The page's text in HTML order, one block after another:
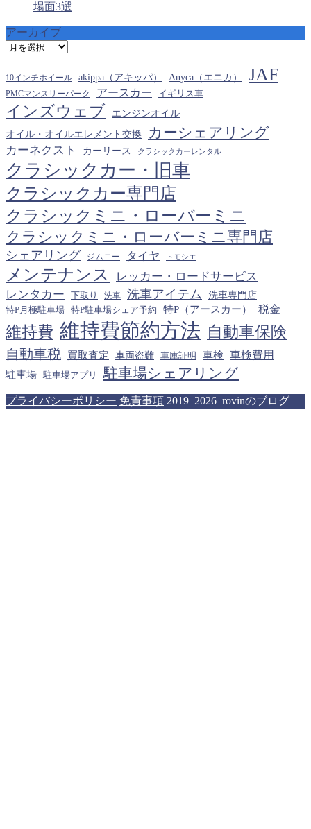
場面3選
アーカイブ
ア
カ
イ
ブ
10インチホイール akippa（アキッパ） Anyca（エニカ） JAF
PMCマンスリーパーク アースカー イギリス車
インズウェブ エンジンオイル
オイル・オイルエレメント交換 カーシェアリング
カーネクスト カーリース クラシックカーレンタル
クラシックカー・旧車
クラシックカー専門店
クラシックミニ・ローバーミニ
クラシックミニ・ローバーミニ専門店
シェアリング ジムニー タイヤ トモシエ
メンテナンス
レッカー・ロードサービス
レンタカー
下取り 洗車 洗車アイテム
洗車専門店
特P月極駐車場
特P駐車場シェア予約 特P（アースカー） 税金
維持費 維持費節約方法 自動車保険
自動車税 買取査定 車両盗難 車庫証明 車検 車検費用
駐車場 駐車場アプリ 駐車場シェアリング
プライバシーポリシー 免責事項 2019–2026 rovinのブログ